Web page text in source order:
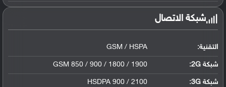
شبكة الاتصال
التقنية: GSM / HSPA
شبكة 2G: GSM 850 / 900 / 1800 / 1900
شبكة 3G :
HSDPA 900 / 2100